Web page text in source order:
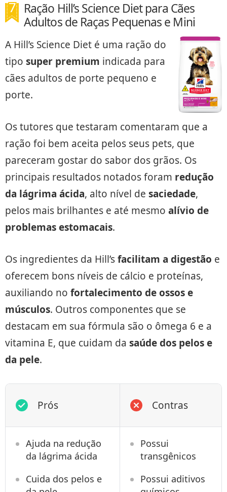
Ração Hill’s Science Diet para Cães
Adultos de Raças Pequenas e Mini
A Hill’s Science Diet é uma ração do
tipo super premium indicada para
cães adultos de porte pequeno e
porte.
Os tutores que testaram comentaram que a
ração foi bem aceita pelos seus pets, que
pareceram gostar do sabor dos grãos. Os
principais resultados notados foram redução
da lágrima ácida, alto nível de saciedade,
pelos mais brilhantes e até mesmo alívio de
problemas estomacais.
Os ingredientes da Hill’sfacilitam a digestão e
oferecem bons níveis de cálcio e proteínas,
auxiliando no fortalecimento de ossos e
músculos. Outros componentes que se
destacam em sua fórmula são o ômega 6 e a
vitamina E, que cuidam da saúde dos pelos e
da pele.
Prós Contras
Ajuda na redução
da lágrima ácida
Possui
transgênicos
Cuida dos pelos e
Possui aditivos